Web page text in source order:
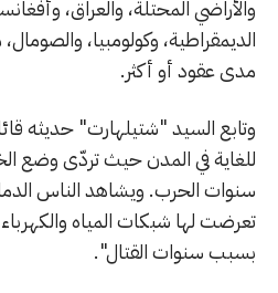
والأراضي المحتلة، والعراق،
الديمقراطية، وكولومبيا،
مدى عقود أو أكثر.
وتابع السيد "شتيلهارت" حديثه
للغاية في المدن حيث تردّى وضع
سنوات الحرب. ويشاهد الناس الدمار
تعرضت لها شبكات المياه
بسبب سنوات القتال".